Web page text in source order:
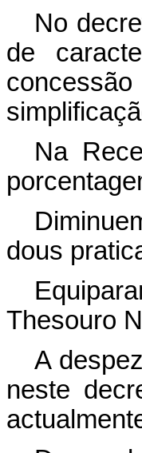
No
de
Na
dous
Thesouro
A
neste